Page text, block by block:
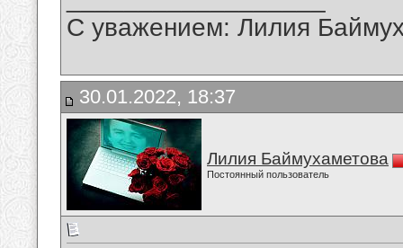
С уважением: Лилия
30.01.2022, 18:37
Лилия Баймухаметова
Постоянный пользователь